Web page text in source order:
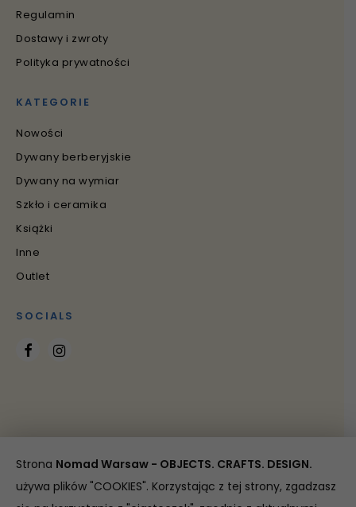
Strona Nomad Warsaw - OBJECTS. CRAFTS. DESIGN.
używa plików "COOKIES". Korzystając z tej strony, zgadzasz
Regulamin
Dostawy i zwroty
Polityka prywatności
KATEGORIE
Nowości
Dywany berberyjskie
Dywany na wymiar
Szkło i ceramika
Książki
Inne
Outlet
SOCIALS